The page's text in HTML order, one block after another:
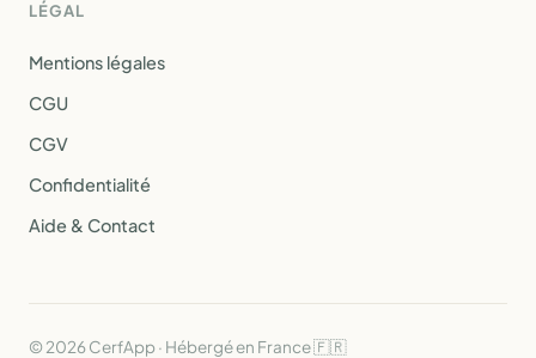
LÉGAL
Mentions légales
CGU
CGV
Confidentialité
Aide & Contact
© 2026 CerfApp · Hébergé en France 🇫🇷